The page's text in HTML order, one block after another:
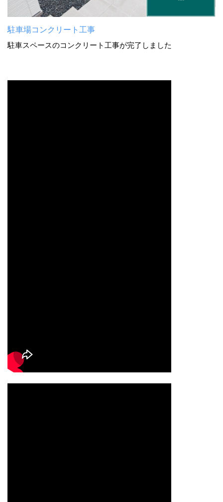
駐車場コンクリート工事
駐車スペースのコンクリート工事が完了しました